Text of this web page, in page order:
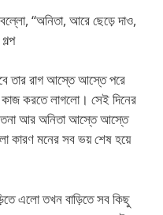
“অনিতা, আরে ছেড়ে দাও,
তার রাগ আস্তে আস্তে পরে
করতে লাগলো। সেই দিনের
আর অনিতা আস্তে আস্তে
কারণ মনের সব ভয় শেষ হয়ে
এলো তখন বাড়িতে সব কিছু